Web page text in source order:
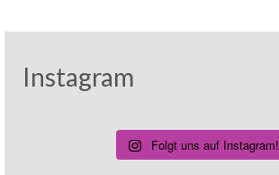
Instagram
Folgt uns auf Instagram!